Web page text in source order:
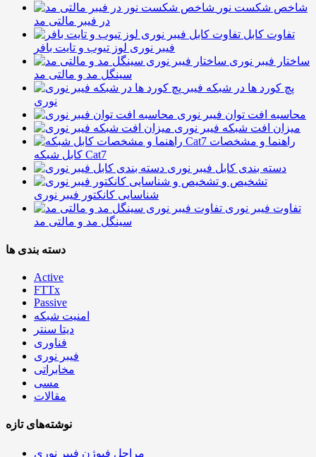
شاخص شکست نور
در فیبر مالتی مد
تفاوت کابل
فیبر نوری لوز تیوب و تایت بافر
ساختار فیبر نوری
سینگل مد و مالتی مد
پچ کورد ها در شبکه فیبر
نوری
محاسبه افت توان فیبر نوری
میزان افت شبکه فیبر نوری
راهنما و مشخصات
کابل شبکه Cat7
دسته بندی کابل فیبر نوری
تشخیص و
شناسایی کانکتور فیبر نوری
تفاوت فیبر نوری
سینگل مد و مالتی مد
دسته بندی ها
Active
FTTx
Passive
امنیت شبکه
دیتا سنتر
فناوری
فیبر نوری
مخابراتی
مسی
مقالات
نوشته‌های تازه
مراحل فیوژن فیبر نوری